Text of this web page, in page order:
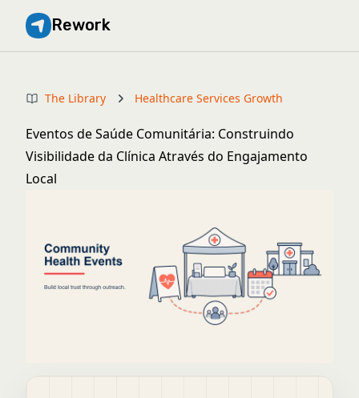
Rework
The Library Healthcare Services Growth
Eventos de Saúde Comunitária: Construindo
Visibilidade da Clínica Através do Engajamento
Local